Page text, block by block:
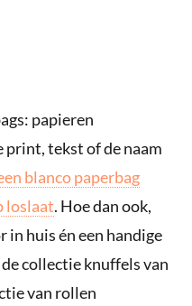
papieren
print, tekst of de naam
blanco paperbag
loslaat. Hoe dan ook,
in huis én een handige
collectie knuffels van
van rollen